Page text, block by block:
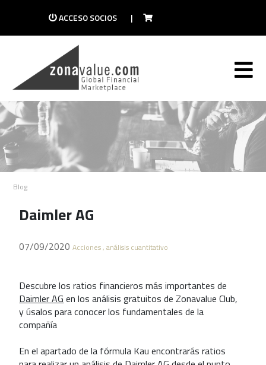
ACCESO SOCIOS |
Blog
Daimler AG
07/09/2020Acciones , análisis cuantitativo
Descubre los ratios financieros más importantes de
Daimler AG en los análisis gratuitos de Zonavalue Club,
y úsalos para conocer los fundamentales de la
compañía
En el apartado de la fórmula Kau encontrarás ratios